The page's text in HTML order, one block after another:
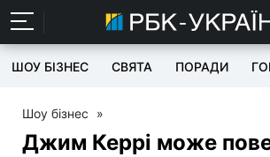
ШОУ БІЗНЕС СВЯТА ПОРАДИ
Шоу бізнес »
Джим Керрі може